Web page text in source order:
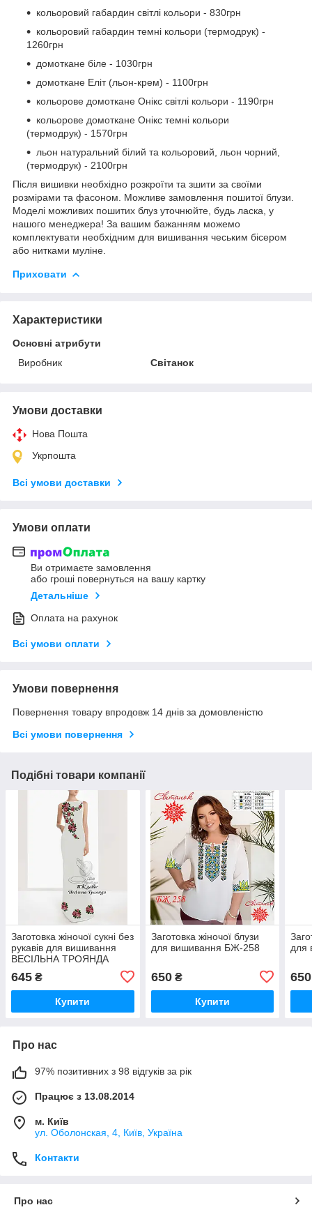
кольоровий габардин світлі кольори - 830грн
кольоровий габардин темні кольори (термодрук) -
1260грн
домоткане біле - 1030грн
домоткане Еліт (льон-крем) - 1100грн
кольорове домоткане Онікс світлі кольори - 1190грн
кольорове домоткане Онікс темні кольори
(термодрук) - 1570грн
льон натуральний білий та кольоровий, льон чорний,
(термодрук) - 2100грн
Після вишивки необхідно розкроїти та зшити за своїми
розмірами та фасоном. Можливе замовлення пошитої блузи.
Моделі можливих пошитих блуз уточнюйте, будь ласка, у
нашого менеджера! За вашим бажанням можемо
комплектувати необхідним для вишивання чеським бісером
або нитками муліне.
Приховати
Характеристики
Основні атрибути
Виробник
Світанок
Умови доставки
Нова Пошта
Укрпошта
Всі умови доставки
Умови оплати
Ви отримаєте замовлення
або гроші повернуться на вашу картку
Детальніше
Оплата на рахунок
Всі умови оплати
Умови повернення
Повернення товару впродовж 14 днів за домовленістю
Всі умови повернення
Подібні товари компанії
Заготовка жіночої сукні без
рукавів для вишивання
ВЕСІЛЬНА ТРОЯНДА
645 ₴
Купити
Заготовка жіночої блузи
для вишивання БЖ-258
650₴
Купити
для
650
Про нас
97% позитивних з 98 відгуків за рік
Працює з 13.08.2014
м. Київ
ул. Оболонская, 4, Київ, Україна
Контакти
Про нас